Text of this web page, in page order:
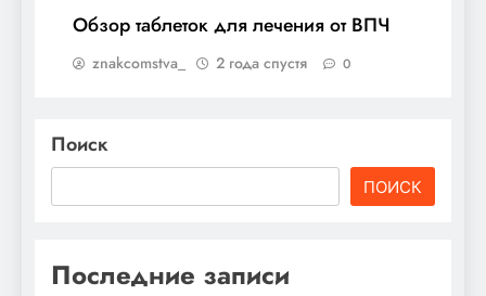
Обзор таблеток для лечения от ВПЧ
znakcomstva_ 2 года спустя 0
Поиск
ПОИСК
Последние записи